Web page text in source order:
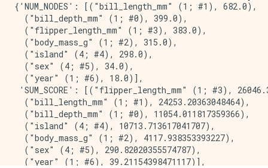
    3.     "bill_depth_mm" 57.000000 #####
    4.       "body_mass_g" 12.000000
    5.            "island"  8.000000
Variable Importance: NUM_NODES:
1.    "bill_length_mm" 682.000000
    2.     "bill_depth_mm" 399.000000 #########
    3. "flipper_length_mm" 383.000000 ########
    4.       "body_mass_g" 315.000000 #######
    5.            "island" 298.000000 ######
    6.               "sex" 34.000000
    7.              "year" 18.000000
{'NUM_NODES': [("bill_length_mm" (1; #1), 682.0),
  ("bill_depth_mm" (1; #0), 399.0),
  ("flipper_length_mm" (1; #3), 383.0),
  ("body_mass_g" (1; #2), 315.0),
  ("island" (4; #4), 298.0),
  ("sex" (4; #5), 34.0),
  ("year" (1; #6), 18.0)],
'SUM_SCORE': [("flipper_length_mm" (1; #3),
  ("bill_length_mm" (1; #1), 24253.20363048464),
  ("bill_depth_mm" (1; #0), 11054.011817359366),
  ("island" (4; #4), 10713.713617041707),
  ("body_mass_g" (1; #2), 4117.938353393227),
  ("sex" (4; #5), 290.82020355574787),
  ("year" (1; #6), 39.21154398471117)],